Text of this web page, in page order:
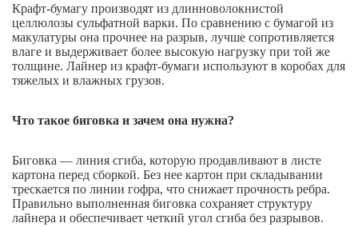
Крафт-бумагу производят из длинноволокнистой
целлюлозы сульфатной варки. По сравнению с бумагой из
макулатуры она прочнее на разрыв, лучше сопротивляется
влаге и выдерживает более высокую нагрузку при той же
толщине. Лайнер из крафт-бумаги используют в коробах для
тяжелых и влажных грузов.
Что такое биговка и зачем она нужна?
Биговка — линия сгиба, которую продавливают в листе
картона перед сборкой. Без нее картон при складывании
трескается по линии гофра, что снижает прочность ребра.
Правильно выполненная биговка сохраняет структуру
лайнера и обеспечивает четкий угол сгиба без разрывов.